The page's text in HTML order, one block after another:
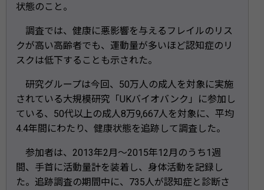
状態のこと。
調査では、健康に悪影響を与えるフレイルのリス
クが高い高齢者でも、運動量が多いほど認知症のリ
スクは低下することも示された。
研究グループは今回、50万人の成人を対象に実施
されている大規模研究「UKバイオバンク」に参加し
ている、50代以上の成人8万9,667人を対象に、平均
4.4年間にわたり、健康状態を追跡して調査した。
参加者は、2013年2月～2015年12月のうち1週
間、手首に活動量計を装着し、身体活動を記録し
た。追跡調査の期間中に、735人が認知症と診断さ